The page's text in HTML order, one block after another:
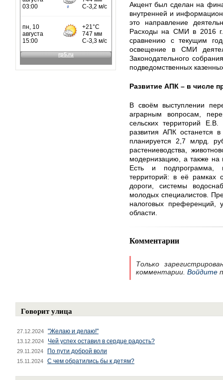
Акцент был сделан на
внутренней и
это направление
Расходы на СМИ в 2016
сравнению с текущим
освещение в СМИ
Законодательного
подведомственных
Развитие АПК – в числе
В своём выступлении
аграрным вопросам,
сельских территорий
развития АПК останется
планируется 2,7 млрд.
растениеводства,
модернизацию, а также на
Есть и подпрограмма,
территорий: в её рамках
дороги, системы
молодых специалистов.
налоговых преференций,
области.
Комментарии
Только
комментарии. Войдите
Говорит улица
27.12.2024 "Желаю и делаю!"
13.12.2024 Чей успех оставил в сердце радость?
29.11.2024 По пути доброй воли
15.11.2024 С чем обратились бы к детям?